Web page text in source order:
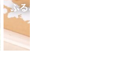
ふるさと納税